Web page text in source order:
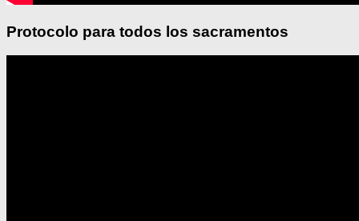
Protocolo para todos los sacramentos